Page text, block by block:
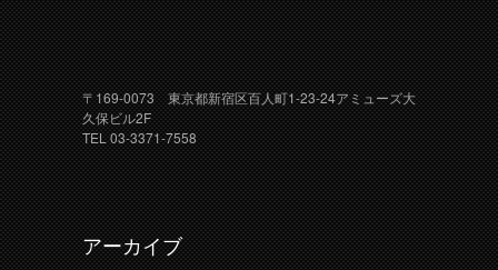
〒169-0073 東京都新宿区百人町1-23-24アミューズ大
久保ビル2F
TEL 03-3371-7558
アーカイブ